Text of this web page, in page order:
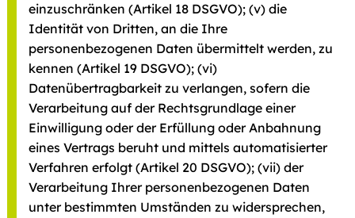
einzuschränken (Artikel 18 DSGVO); (v) die
Identität von Dritten, an die Ihre
personenbezogenen Daten übermittelt werden, zu
kennen (Artikel 19 DSGVO); (vi)
Datenübertragbarkeit zu verlangen, sofern die
Verarbeitung auf der Rechtsgrundlage einer
Einwilligung oder der Erfüllung oder Anbahnung
eines Vertrags beruht und mittels automatisierter
Verfahren erfolgt (Artikel 20 DSGVO); (vii) der
Verarbeitung Ihrer personenbezogenen Daten
unter bestimmten Umständen zu widersprechen,